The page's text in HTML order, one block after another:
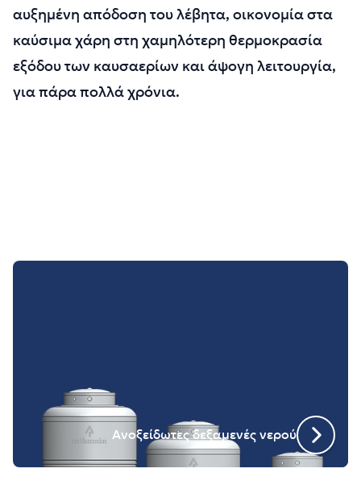
αυξημένη απόδοση του λέβητα, οικονομία στα
καύσιμα χάρη στη χαμηλότερη θερμοκρασία
εξόδου των καυσαερίων και άψογη λειτουργία,
για πάρα πολλά χρόνια.
Ανοξείδωτες δεξαμενές νερού